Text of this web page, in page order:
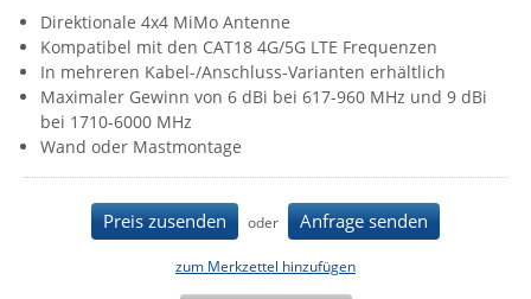
HW group
Icron
IEC Lock
Ihse
Kramer Electronics
KVM TEC
Direktionale 4x4 MiMo Antenne
Kompatibel mit den CAT18 4G/5G LTE Frequenzen
In mehreren Kabel-/Anschluss-Varianten erhältlich
Maximaler Gewinn von 6 dBi bei 617-960 MHz und 9 dBi
bei 1710-6000 MHz
Wand oder Mastmontage
Preis zusenden oder Anfrage senden
zum Merkzettel hinzufügen